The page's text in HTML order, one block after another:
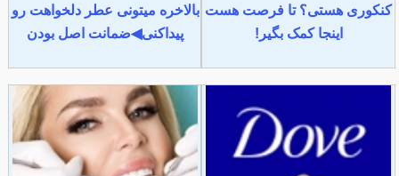
کنکوری هستی؟ تا فرصت هست
اینجا کمک بگیر!
بالاخره میتونی عطر دلخواهت رو
پیداکنی◀ضمانت اصل بودن